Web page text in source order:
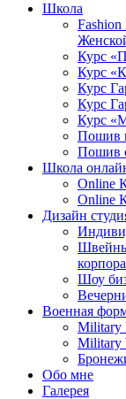
Школа
Курс
Курс
Курс
Курс
Курс
Пошив
Пошив
Школа
Online
Online
Дизайн
Шоу
Военная
Military
Military
Обо мне
Галерея